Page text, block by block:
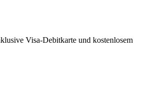
Visa-Debitkarte und kostenlosem